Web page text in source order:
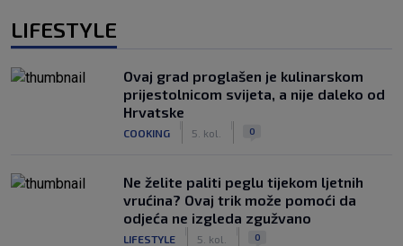
LIFESTYLE
Ovaj grad proglašen je kulinarskom
prijestolnicom svijeta, a nije daleko od
Hrvatske
COOKING 5. kol. 0
Ne želite paliti peglu tijekom ljetnih
vrućina? Ovaj trik može pomoći da
odjeća ne izgleda zgužvano
LIFESTYLE 5. kol. 0